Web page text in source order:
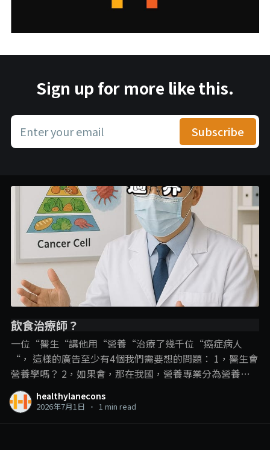
Sign up for more like this.
Enter your email Subscribe
飲食治療師？
一位“醫生“講他用“營養“治療了幾千位“癌症病人
“， 這樣的廣告至少有4個我們需要想的問題： 1，醫生會
營養學嗎？ 2，如果會，那在我國，營養專業分為營養師
和飲食治療師，那他是用哪一個專業內容？ 3，即使是飲
食治療師可以進行疾病的“飲食治療“，但在這裡，飲食
healthylanecons
2026年7月1日 • 1 min read